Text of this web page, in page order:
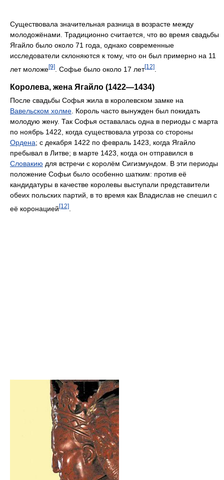
Существовала значительная разница в возрасте между
молодожёнами. Традиционно считается, что во время свадьбы
Ягайло было около 71 года, однако современные
исследователи склоняются к тому, что он был примерно на 11
лет моложе[9] . Софье было около 17 лет[12]
Королева, жена Ягайло (1422—1434)
После свадьбы Софья жила в королевском замке на
Вавельском холме. Король часто вынужден был покидать
молодую жену. Так Софья оставалась одна в периоды с марта
по ноябрь 1422, когда существовала угроза со стороны
Ордена; с декабря 1422 по февраль 1423, когда Ягайло
пребывал в Литве; в марте 1423, когда он отправился в
Словакию для встречи с королём Сигизмундом. В эти периоды
положение Софьи было особенно шатким: против её
кандидатуры в качестве королевы выступали представители
обеих польских партий, в то время как Владислав не спешил с
её коронацией [12]